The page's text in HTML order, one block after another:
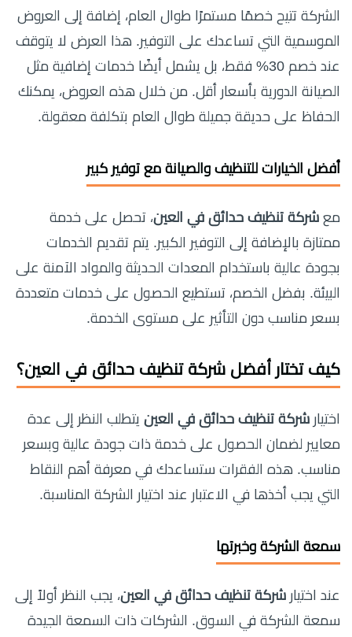
الشركة تتيح خصمًا مستمرًا طوال العام، إضافة إلى العروض
الموسمية التي تساعدك على التوفير. هذا العرض لا يتوقف
عند خصم 30% فقط، بل يشمل أيضًا خدمات إضافية مثل
الصيانة الدورية بأسعار أقل. من خلال هذه العروض، يمكنك
الحفاظ على حديقة جميلة طوال العام بتكلفة معقولة.
أفضل الخيارات للتنظيف والصيانة مع توفير كبير
مع شركة تنظيف حدائق في العين، تحصل على خدمة
ممتازة بالإضافة إلى التوفير الكبير. يتم تقديم الخدمات
بجودة عالية باستخدام المعدات الحديثة والمواد الآمنة على
البيئة. بفضل الخصم، تستطيع الحصول على خدمات متعددة
بسعر مناسب دون التأثير على مستوى الخدمة.
كيف تختار أفضل شركة تنظيف حدائق في العين؟
اختيار شركة تنظيف حدائق في العين يتطلب النظر إلى عدة
معايير لضمان الحصول على خدمة ذات جودة عالية وبسعر
مناسب. هذه الفقرات ستساعدك في معرفة أهم النقاط
التي يجب أخذها في الاعتبار عند اختيار الشركة المناسبة.
سمعة الشركة وخبرتها
عند اختيار شركة تنظيف حدائق في العين، يجب النظر أولاً إلى
سمعة الشركة في السوق. الشركات ذات السمعة الجيدة